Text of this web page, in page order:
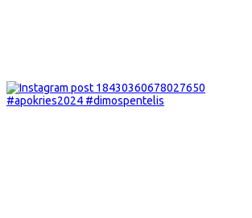
#apokries2024 #dimospentelis